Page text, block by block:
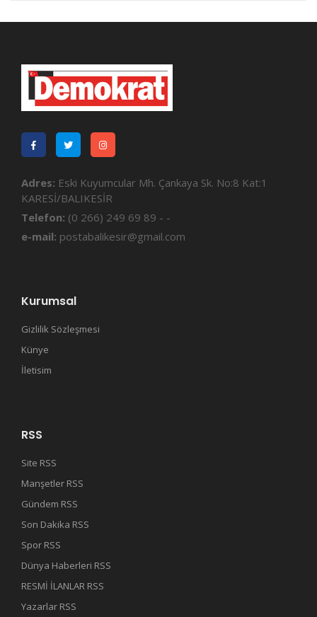
Adres: Eski Kuyumcular Mh. Çankaya Sk. No:8 Kat:1
KARESİ/BALIKESİR
Telefon: (0 266) 249 69 89 - -
e-mail: postabalikesir@gmail.com
Kurumsal
Gizlilik Sözleşmesi
Künye
İletisim
RSS
Site RSS
Manşetler RSS
Gündem RSS
Son Dakika RSS
Spor RSS
Dünya Haberleri RSS
RESMİ İLANLAR RSS
Yazarlar RSS